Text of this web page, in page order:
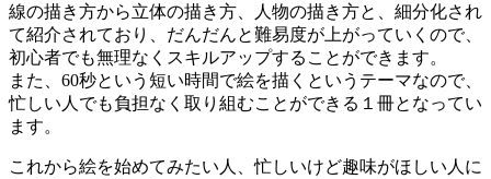
線の描き方から立体の描き方、人物の描き方と、細分化され
て紹介されており、だんだんと難易度が上がっていくので、
初心者でも無理なくスキルアップすることができます。
また、60秒という短い時間で絵を描くというテーマなので、
忙しい人でも負担なく取り組むことができる１冊となってい
ます。
これから絵を始めてみたい人、忙しいけど趣味がほしい人に